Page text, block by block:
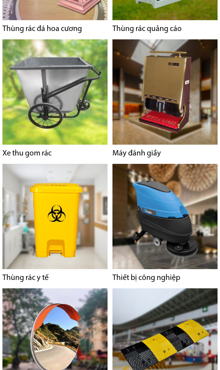
Thùng rác đá hoa cương Thùng rác quảng cáo
Xe thu gom rác Máy đánh giầy
Thùng rác y tế Thiết bị công nghiệp